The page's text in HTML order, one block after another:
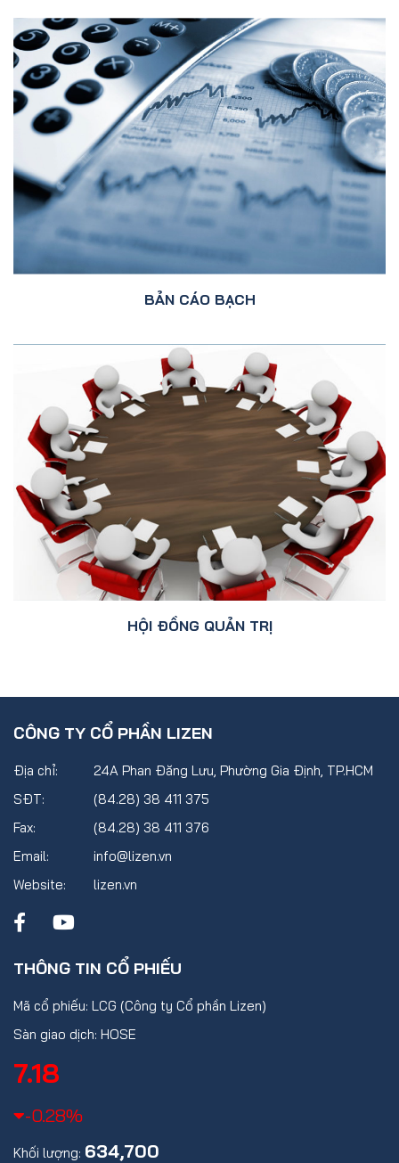
BẢN CÁO BẠCH
HỘI ĐỒNG QUẢN TRỊ
CÔNG TY CỔ PHẦN LIZEN
Địa chỉ:
24A Phan Đăng Lưu, Phường Gia Định, TP.HCM
SĐT:
(84.28) 38 411 375
Fax:
(84.28) 38 411 376
Email:
info@lizen.vn
Website:
lizen.vn
THÔNG TIN CỔ PHIẾU
Mã cổ phiếu: LCG (Công ty Cổ phần Lizen)
Sàn giao dịch: HOSE
7.18
-0.28%
Khối lượng: 634,700